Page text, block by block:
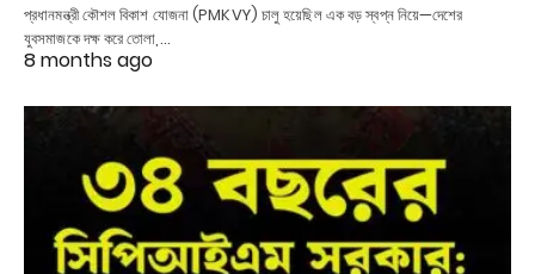
প্রধানমন্ত্রী কৌশল বিকাশ যোজনা (PMKVY) চালু হয়েছিল এক বড় স্বপ্ন নিয়ে—দেশের
যুবসমাজকে দক্ষ করে তোলা,…
8 months ago